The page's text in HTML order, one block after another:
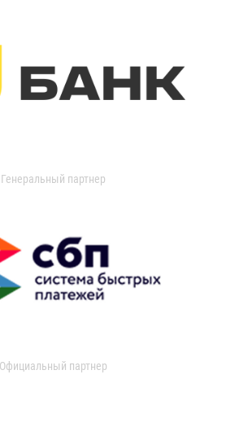
Генеральный партнер
Официальный партнер